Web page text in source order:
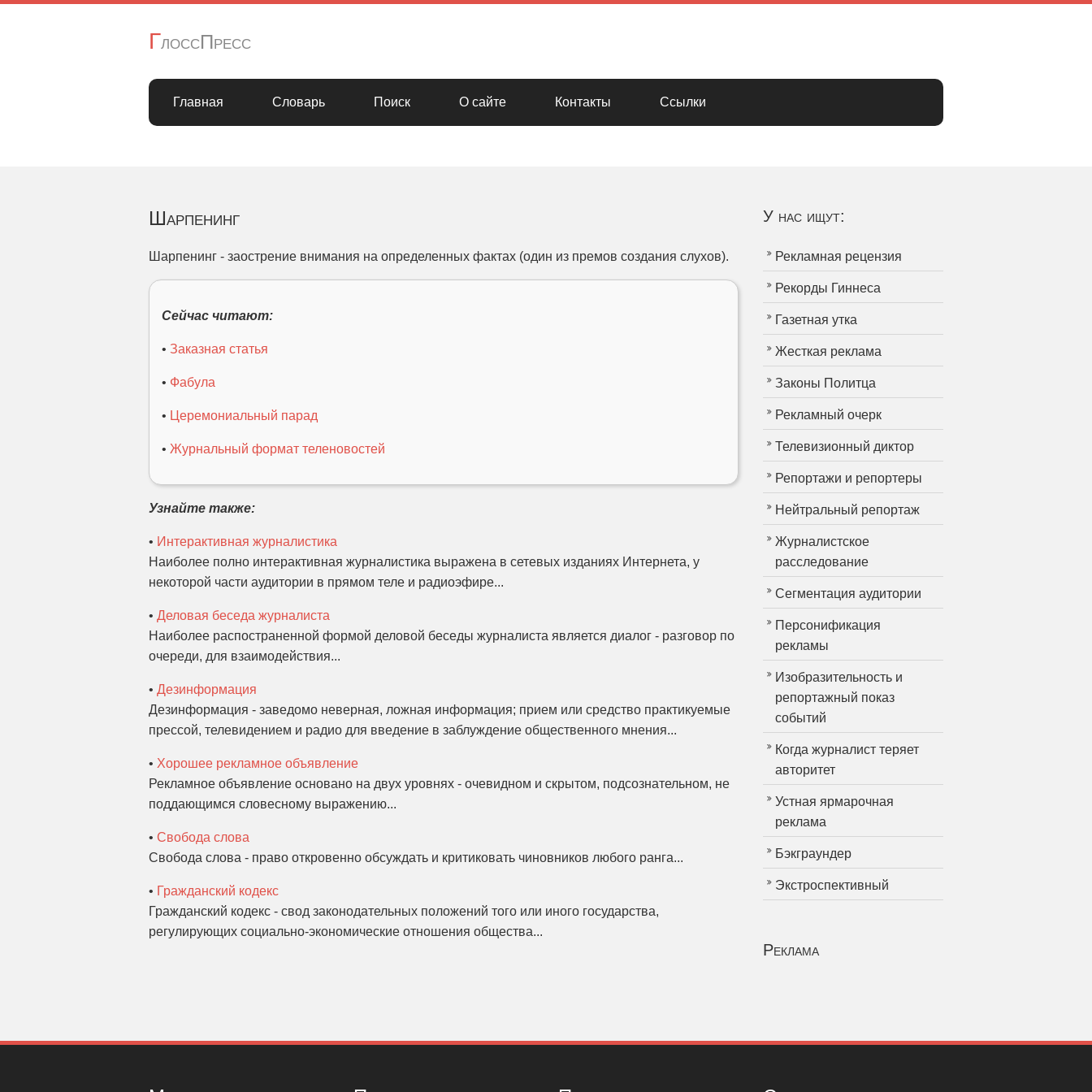
ГлоссПресс
Главная Словарь Поиск О сайте Контакты Ссылки
Шарпенинг
Шарпенинг - заострение внимания на определенных фактах (один из премов создания слухов).
Сейчас читают:
• Заказная статья
• Фабула
• Церемониальный парад
• Журнальный формат теленовостей
Узнайте также:
• Интерактивная журналистика
Наиболее полно интерактивная журналистика выражена в сетевых изданиях Интернета, у
некоторой части аудитории в прямом теле и радиоэфире...
• Деловая беседа журналиста
Наиболее распостраненной формой деловой беседы журналиста является диалог - разговор по
очереди, для взаимодействия...
• Дезинформация
Дезинформация - заведомо неверная, ложная информация; прием или средство практикуемые
прессой, телевидением и радио для введение в заблуждение общественного мнения...
• Хорошее рекламное объявление
Рекламное объявление основано на двух уровнях - очевидном и скрытом, подсознательном, не
поддающимся словесному выражению...
• Свобода слова
Свобода слова - право откровенно обсуждать и критиковать чиновников любого ранга...
• Гражданский кодекс
Гражданский кодекс - свод законодательных положений того или иного государства,
регулирующих социально-экономические отношения общества...
У нас ищут:
Рекламная рецензия
Рекорды Гиннеса
Газетная утка
Жесткая реклама
Законы Политца
Рекламный очерк
Телевизионный диктор
Репортажи и репортеры
Нейтральный репортаж
Журналистское
расследование
Сегментация аудитории
Персонификация
рекламы
Изобразительность и
репортажный показ
событий
Когда журналист теряет
авторитет
Устная ярмарочная
реклама
Бэкграундер
Экстроспективный
Реклама